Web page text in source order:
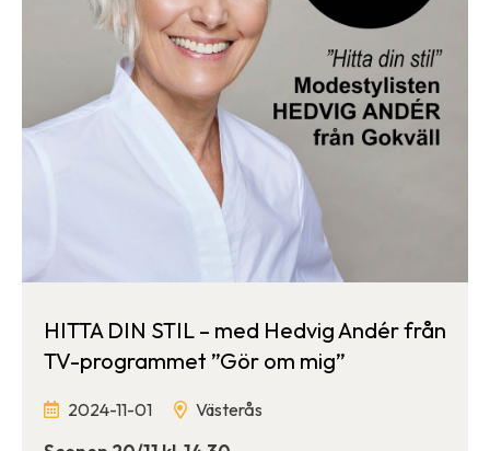
HITTA DIN STIL – med Hedvig Andér från
TV-programmet ”Gör om mig”
2024-11-01 Västerås